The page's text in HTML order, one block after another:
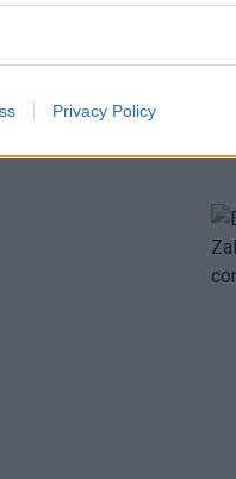
Privacy Policy